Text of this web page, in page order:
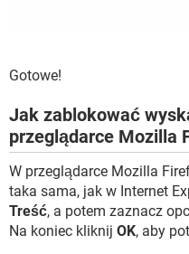
Gotowe!
Jak zablokować
przeglądarce Mozilla
W przeglądarce Mozilla
taka sama, jak w Internet
Treść, a potem zaznacz
Na koniec kliknij OK, aby